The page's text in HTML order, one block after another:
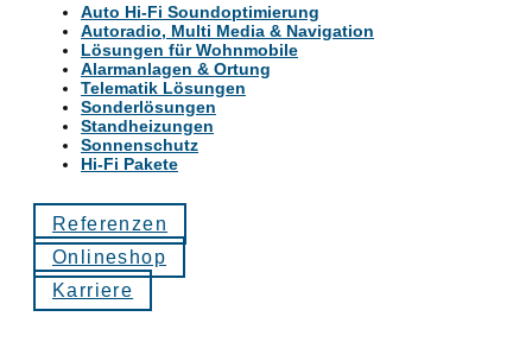
Auto Hi-Fi Soundoptimierung
Autoradio, Multi Media & Navigation
Lösungen für Wohnmobile
Alarmanlagen & Ortung
Telematik Lösungen
Sonderlösungen
Standheizungen
Sonnenschutz
Hi-Fi Pakete
Referenzen
Onlineshop
Karriere